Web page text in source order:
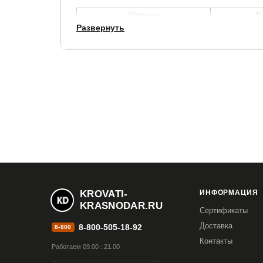
Ширина
балдахин (Бежевый со звездами,
Основание кровати: надежное износостойкое
ВАЖНО:обязательно при заказе указывать с
изменить нельзя.
Развернуть
KROVATI-
KRASNODAR.RU
8-800 8-800-505-18-92
Работаем 09.00 : 21.00
ИНФОРМАЦИЯ
Сертификаты
Доставка
Контакты